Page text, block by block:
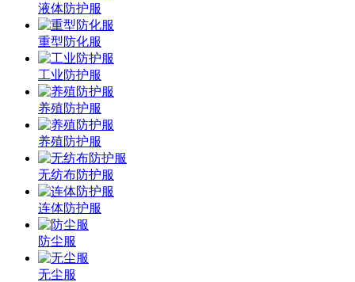
液体防护服
重型防化服
工业防护服
养殖防护服
养殖防护服
无纺布防护服
连体防护服
防尘服
无尘服